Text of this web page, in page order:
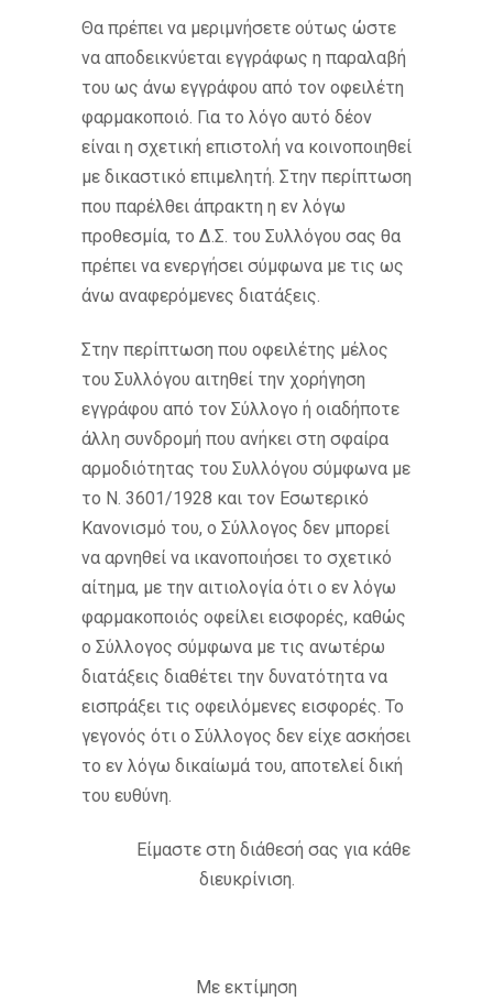
Θα πρέπει να μεριμνήσετε ούτως ώστε
να αποδεικνύεται εγγράφως η παραλαβή
του ως άνω εγγράφου από τον οφειλέτη
φαρμακοποιό. Για το λόγο αυτό δέον
είναι η σχετική επιστολή να κοινοποιηθεί
με δικαστικό επιμελητή. Στην περίπτωση
που παρέλθει άπρακτη η εν λόγω
προθεσμία, το Δ.Σ. του Συλλόγου σας θα
πρέπει να ενεργήσει σύμφωνα με τις ως
άνω αναφερόμενες διατάξεις.
Στην περίπτωση που οφειλέτης μέλος
του Συλλόγου αιτηθεί την χορήγηση
εγγράφου από τον Σύλλογο ή οιαδήποτε
άλλη συνδρομή που ανήκει στη σφαίρα
αρμοδιότητας του Συλλόγου σύμφωνα με
το Ν. 3601/1928 και τον Εσωτερικό
Κανονισμό του, ο Σύλλογος δεν μπορεί
να αρνηθεί να ικανοποιήσει το σχετικό
αίτημα, με την αιτιολογία ότι ο εν λόγω
φαρμακοποιός οφείλει εισφορές, καθώς
ο Σύλλογος σύμφωνα με τις ανωτέρω
διατάξεις διαθέτει την δυνατότητα να
εισπράξει τις οφειλόμενες εισφορές. Το
γεγονός ότι ο Σύλλογος δεν είχε ασκήσει
το εν λόγω δικαίωμά του, αποτελεί δική
του ευθύνη.
Είμαστε στη διάθεσή σας για κάθε
διευκρίνιση.
Με εκτίμηση